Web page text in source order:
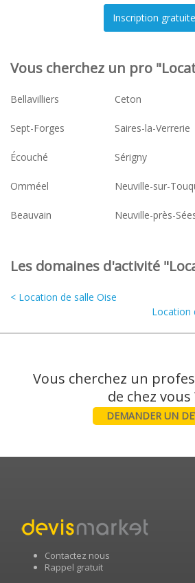
Vous cherchez un pro
Bellavilliers Ceton
Sept-Forges Saires-la-Verrerie
Écouché Sérigny
Omméel Neuville-sur-
Beauvain Neuville-près-
Les domaines d'activité
< Location de salle Oise
Location
Vous cherchez un
DEMANDER UN
Contactez nous
Rappel gratuit